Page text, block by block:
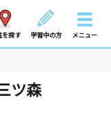
を探す 学習中の方 メニュー
ツ森